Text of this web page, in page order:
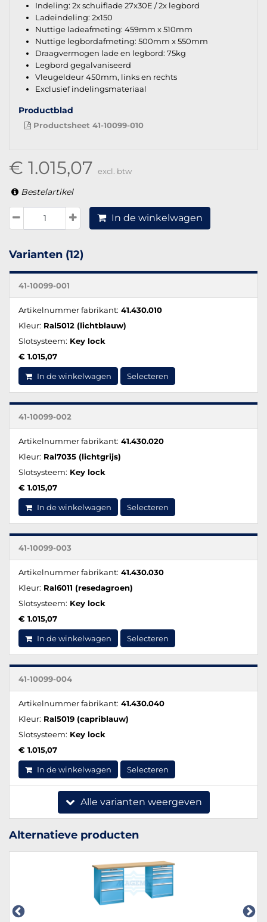
Indeling: 2x schuiflade 27x30E / 2x legbord
Ladeindeling: 2x150
Nuttige ladeafmeting: 459mm x 510mm
Nuttige legbordafmeting: 500mm x 550mm
Draagvermogen lade en legbord: 75kg
Legbord gegalvaniseerd
Vleugeldeur 450mm, links en rechts
Exclusief indelingsmateriaal
Productblad
Productsheet 41-10099-010
€ 1.015,07 excl. btw
Bestelartikel
In de winkelwagen
Varianten (12)
41-10099-001
Artikelnummer fabrikant: 41.430.010
Kleur: Ral5012 (lichtblauw)
Slotsysteem: Key lock
€ 1.015,07
In de winkelwagen Selecteren
41-10099-002
Artikelnummer fabrikant: 41.430.020
Kleur: Ral7035 (lichtgrijs)
Slotsysteem: Key lock
€ 1.015,07
In de winkelwagen Selecteren
41-10099-003
Artikelnummer fabrikant: 41.430.030
Kleur: Ral6011 (resedagroen)
Slotsysteem: Key lock
€ 1.015,07
In de winkelwagen Selecteren
41-10099-004
Artikelnummer fabrikant: 41.430.040
Kleur: Ral5019 (capriblauw)
Slotsysteem: Key lock
€ 1.015,07
In de winkelwagen Selecteren
Alle varianten weergeven
Alternatieve producten